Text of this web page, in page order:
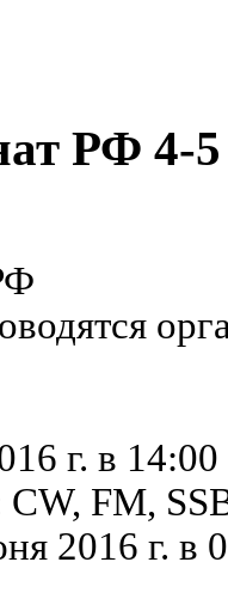
РФ 4-
г. в
FM,
2016 г. в